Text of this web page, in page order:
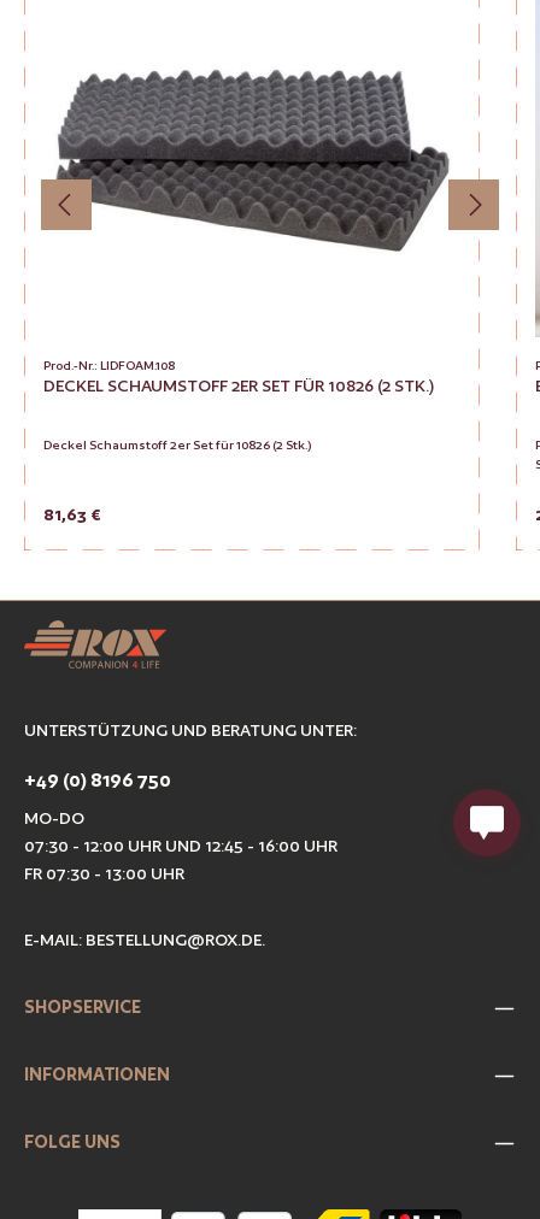
Prod.-Nr.: LIDFOAM.108
DECKEL SCHAUMSTOFF 2ER SET FÜR 10826 (2 STK.)
Deckel Schaumstoff 2er Set für 10826 (2 Stk.)
Regulärer Preis:
81,63 €
UNTERSTÜTZUNG UND BERATUNG UNTER:
+49 (0) 8196 750
MO-DO
07:30 - 12:00 UHR UND 12:45 - 16:00 UHR
FR 07:30 - 13:00 UHR
E-MAIL: BESTELLUNG@ROX.DE.
SHOPSERVICE
INFORMATIONEN
FOLGE UNS